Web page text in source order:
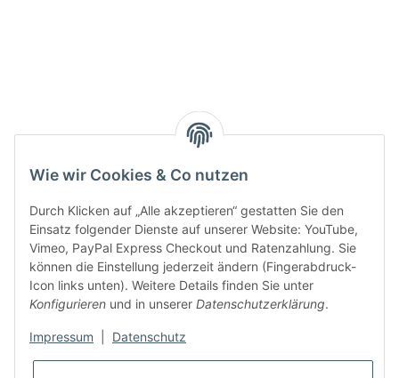
Wie wir Cookies & Co nutzen
Durch Klicken auf „Alle akzeptieren“ gestatten Sie den
Einsatz folgender Dienste auf unserer Website: YouTube,
Vimeo, PayPal Express Checkout und Ratenzahlung. Sie
können die Einstellung jederzeit ändern (Fingerabdruck-
Icon links unten). Weitere Details finden Sie unter
Konfigurieren und in unserer Datenschutzerklärung.
Impressum Datenschutz
Gesetzliche Informationen